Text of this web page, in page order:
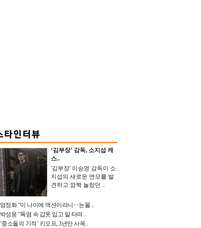
‘김부장’ 감독, 소지섭 캐
스..
'김부장' 이승영 감독이 소
지섭의 새로운 면모를 발
견하고 깜짝 놀랐던 ..
엄정화 “이 나이에 액션이라니‥눈물 ..
박성웅 “폭염 속 갑옷 입고 말 타며 ..
‘중소돌의 기적’ 키오프, 3년만 사옥..